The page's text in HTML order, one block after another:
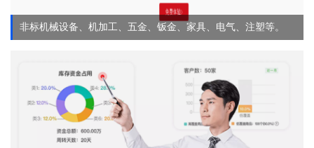
非标机械设备、机加工、五金、钣金、家具、电气、注塑等。